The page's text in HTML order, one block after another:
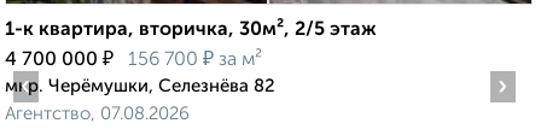
1-к квартира, вторичка, 30м², 2/5 этаж
4 700 000 ₽ 156 700 ₽ за м²
мкр. Черёмушки, Селезнёва 82
Агентство, 07.08.2026
‹ ›